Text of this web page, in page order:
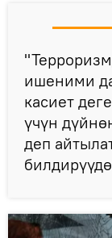
ишеними
касиет
үчүн
деп